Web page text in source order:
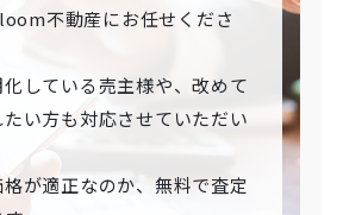
不動産にお任せくださ
している売主様や、改めて
い方も対応させていただい
が適正なのか、無料で査定